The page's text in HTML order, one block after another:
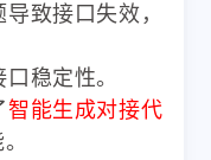
致接口失效，
稳定性。
智能生成对接代